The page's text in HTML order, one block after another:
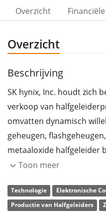
Overzicht
Overzicht
Beschrijving
SK hynix, Inc. houdt zich
verkoop van
omvatten dynamisch
geheugen,
metaaloxide halfgeleider
bedrijf werd opgericht op
Toon meer
Technologie
Elektronische
Productie van Halfgeleiders